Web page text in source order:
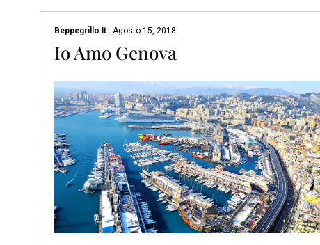
Beppegrillo.it - Agosto 15, 2018
Io Amo Genova